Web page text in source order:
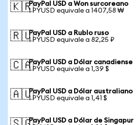
🇰🇷PayPal USD a Won surcoreano
1 PYUSD equivale a 1407,58 ₩
🇷🇺PayPal USD a Rublo ruso
1 PYUSD equivale a 82,25 ₽
🇨🇦PayPal USD a Dólar canadiense
1 PYUSD equivale a 1,39 $
🇦🇺PayPal USD a Dólar australiano
1 PYUSD equivale a 1,41 $
PayPal USD a Dólar de Singapur